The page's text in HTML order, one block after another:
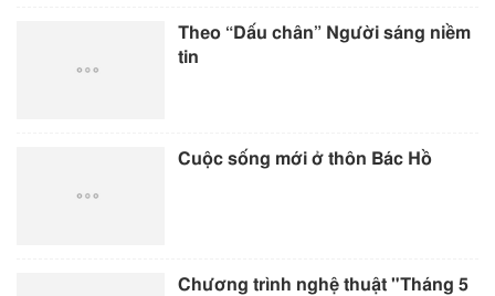
Theo “Dấu chân” Người sáng niềm
tin
Cuộc sống mới ở thôn Bác Hồ
Chương trình nghệ thuật "Tháng 5